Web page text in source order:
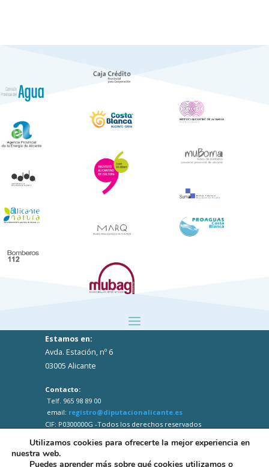
Estamos en:
Avda. Estación, nº 6
03005 Alicante
Contacto:
Telf. 965 98 89 00
email: registro@diputacionalicante.es
CIF: P0300000G -Todos los derechos reservados
Utilizamos cookies para ofrecerte la mejor experiencia en
nuestra web.
Puedes aprender más sobre qué cookies utilizamos o